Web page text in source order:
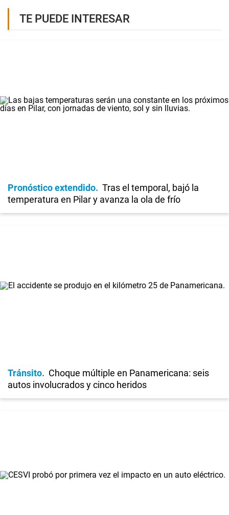
TE PUEDE INTERESAR
Pronóstico extendido
Tras el temporal, bajó la
temperatura en Pilar y avanza la ola de frío
Tránsito
Choque múltiple en Panamericana: seis
autos involucrados y cinco heridos